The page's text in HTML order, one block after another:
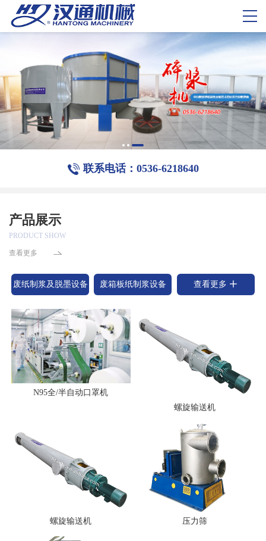
联系电话：0536-6218640
产品展示
PRODUCT SHOW
查看更多
废纸制浆及脱墨设备 废箱板纸制浆设备 查看更多
N95全/半自动口罩机
螺旋输送机
螺旋输送机 压力筛